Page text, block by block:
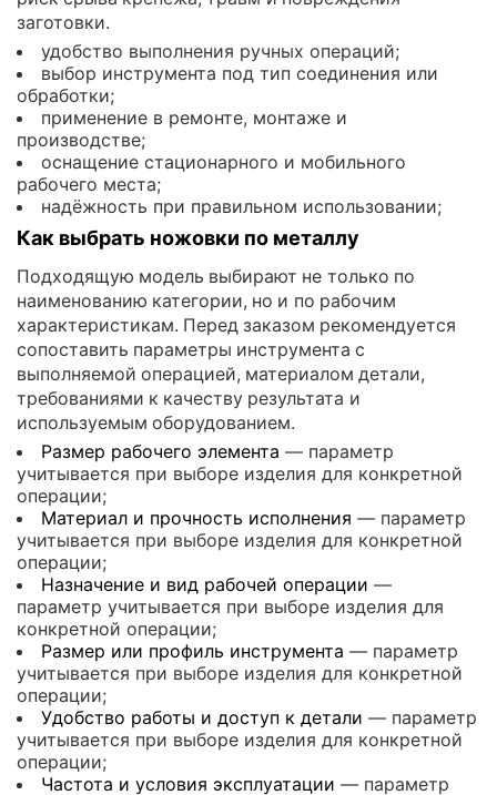
заготовки.
удобство выполнения ручных операций;
выбор инструмента под тип соединения или
обработки;
применение в ремонте, монтаже и
производстве;
оснащение стационарного и мобильного
рабочего места;
надёжность при правильном использовании;
Как выбрать ножовки по металлу
Подходящую модель выбирают не только по
наименованию категории, но и по рабочим
характеристикам. Перед заказом рекомендуется
сопоставить параметры инструмента с
выполняемой операцией, материалом детали,
требованиями к качеству результата и
используемым оборудованием.
Размер рабочего элемента — параметр
учитывается при выборе изделия для конкретной
операции;
Материал и прочность исполнения — параметр
учитывается при выборе изделия для конкретной
операции;
Назначение и вид рабочей операции —
параметр учитывается при выборе изделия для
конкретной операции;
Размер или профиль инструмента — параметр
учитывается при выборе изделия для конкретной
операции;
Удобство работы и доступ к детали — параметр
учитывается при выборе изделия для конкретной
операции;
Частота и условия эксплуатации — параметр